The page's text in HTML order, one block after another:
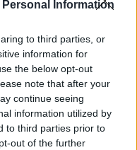
Information
to third parties, or
information for
the below opt-out
note that after your
continue seeing
information utilized by
to third parties prior to
out of the further